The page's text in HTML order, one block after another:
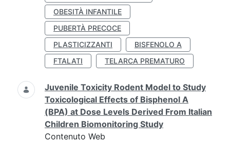
OBESITÀ INFANTILE
PUBERTÀ PRECOCE
PLASTICIZZANTI
BISFENOLO A
FTALATI
TELARCA PREMATURO
Juvenile Toxicity Rodent Model to Study
Toxicological Effects of Bisphenol A
(BPA) at Dose Levels Derived From Italian
Children Biomonitoring Study
Contenuto Web